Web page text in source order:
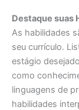
Destaque suas
As habilidades
seu currículo.
estágio
como
linguagens de
habilidades